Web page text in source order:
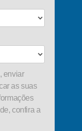
enviar
as suas
confira a